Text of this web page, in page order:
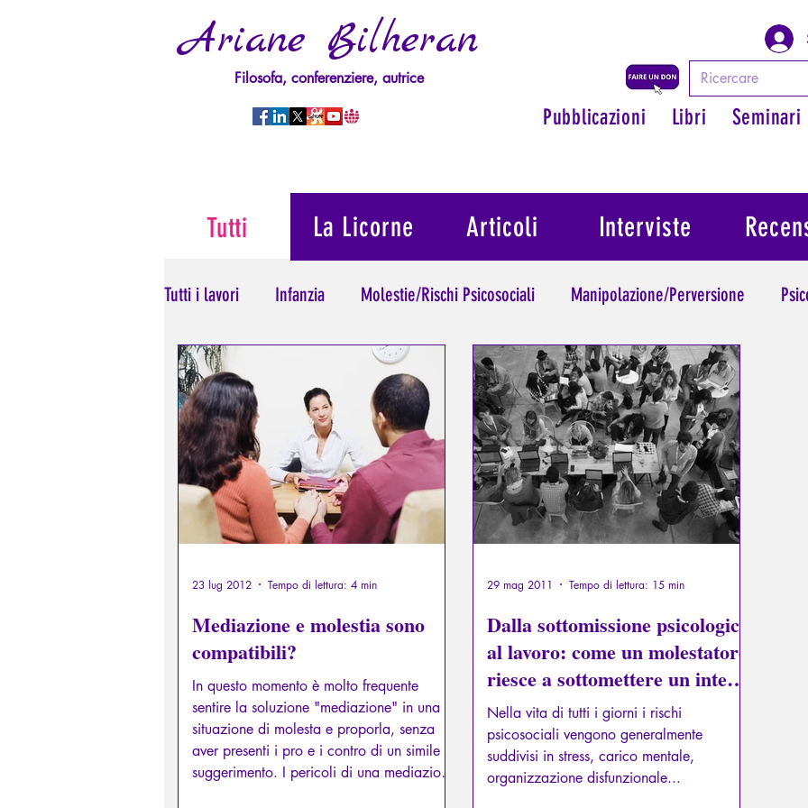
Ariane Bilheran
Filosofa, conferenziere, autrice
Pubblicazioni Libri Seminari
Tutti i lavori Infanzia Molestie/Rischi Psicosociali Manipolazione/Perversione
Psicopatologia del Potere Trauma Psicopatologia dell'Autorità Ritrovare il suo
Diritti sessuali/Educazione Psicopatologia del Totalitarismo Mitologia - Sapere degli
Filosofare attraverso i miti greci La Licorne La Lucarne Articoli Interviews
Mediazione e molestia sono
compatibili?
In questo momento è molto frequente
sentire la soluzione "mediazione" in una
situazione di molesta e proporla, senza
aver presenti i pro e i contro di un simile
suggerimento. I pericoli di una mediazione
23 lug 2012 Tempo di lettura: 4 min
Dalla sottomissione psicologica
al lavoro: come un molestatore
riesce a sottomettere un intero
gruppo
Nella vita di tutti i giorni i rischi
psicosociali vengono generalmente
suddivisi in stress, carico mentale,
organizzazione disfunzionale...
29 mag 2011 Tempo di lettura: 15 min
La Licorne Articoli
Tutti Interviste